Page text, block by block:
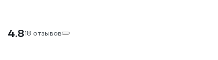
4.818 отзывов